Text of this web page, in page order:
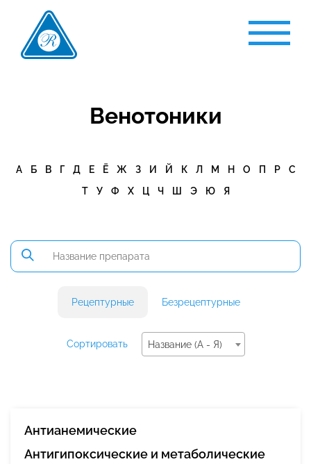
Венотоники
А Б В Г Д Е Ё Ж З И Й К Л М Н О П Р
С
Т
У Ф Х Ц Ч Ш Э Ю Я
Рецептурные Безрецептурные
Сортировать Название (А - Я)
Антианемические
Антигипоксические и метаболические